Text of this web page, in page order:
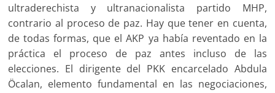
ultraderechista y ultranacionalista partido MHP,
contrario al proceso de paz. Hay que tener en cuenta,
de todas formas, que el AKP ya había reventado en la
práctica el proceso de paz antes incluso de las
elecciones. El dirigente del PKK encarcelado Abdula
Öcalan, elemento fundamental en las negociaciones,